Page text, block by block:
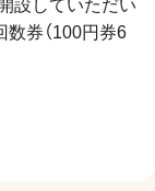
設していただい
数券（100円券6